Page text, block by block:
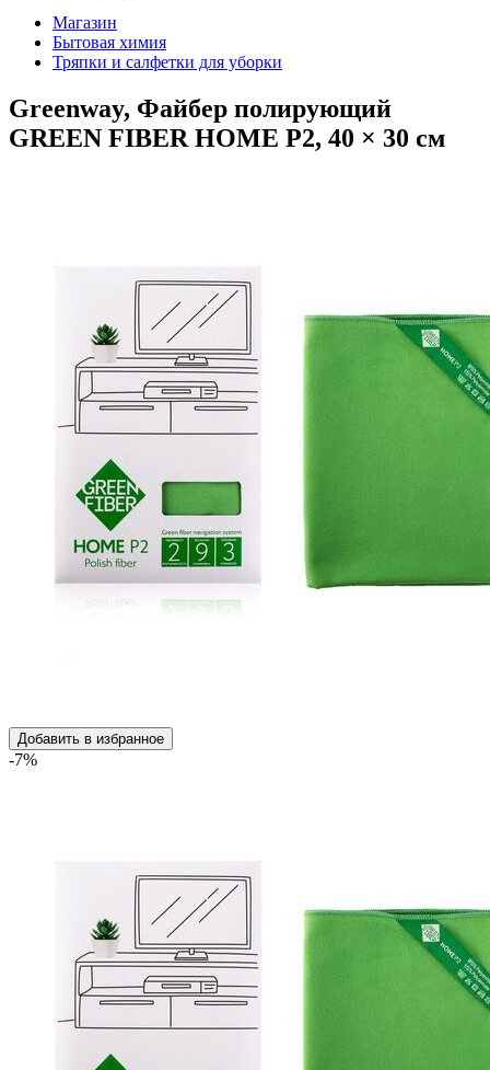
Магазин
Бытовая химия
Тряпки и салфетки для уборки
Greenway, Файбер полирующий
GREEN FIBER HOME P2, 40 × 30 см
Добавить в избранное
-7%